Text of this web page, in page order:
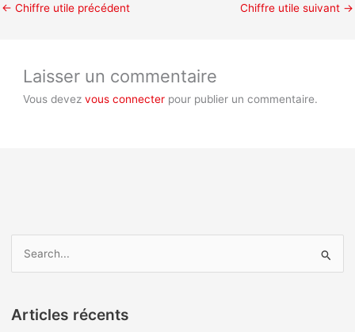
← Chiffre utile précédent Chiffre utile suivant →
Laisser un commentaire
Vous devezvous connecter pour publier un commentaire.
h
Articles récents